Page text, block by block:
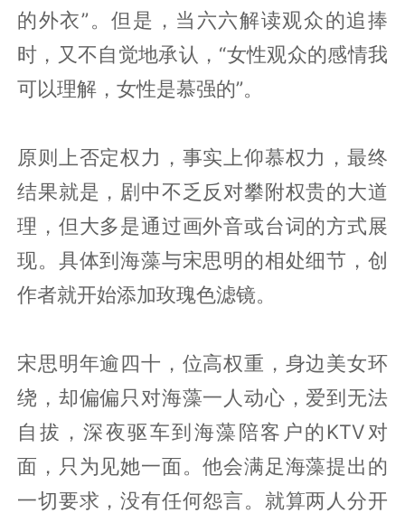
的外衣”。但是，当六六解读观众的追捧
时，又不自觉地承认，“女性观众的感情我
可以理解，女性是慕强的”。
原则上否定权力，事实上仰慕权力，最终
结果就是，剧中不乏反对攀附权贵的大道
理，但大多是通过画外音或台词的方式展
现。具体到海藻与宋思明的相处细节，创
作者就开始添加玫瑰色滤镜。
宋思明年逾四十，位高权重，身边美女环
绕，却偏偏只对海藻一人动心，爱到无法
自拔，深夜驱车到海藻陪客户的KTV对
面，只为见她一面。他会满足海藻提出的
一切要求，没有任何怨言。就算两人分开